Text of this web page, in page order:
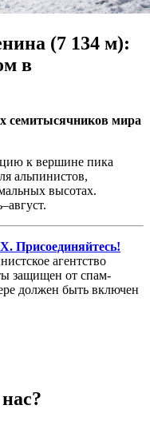
(7 134 м):
в
семитысячников мира
к вершине пика
альпинистов,
высотах.
Присоединяйтесь!
агентство
защищен от спам-
должен быть включен